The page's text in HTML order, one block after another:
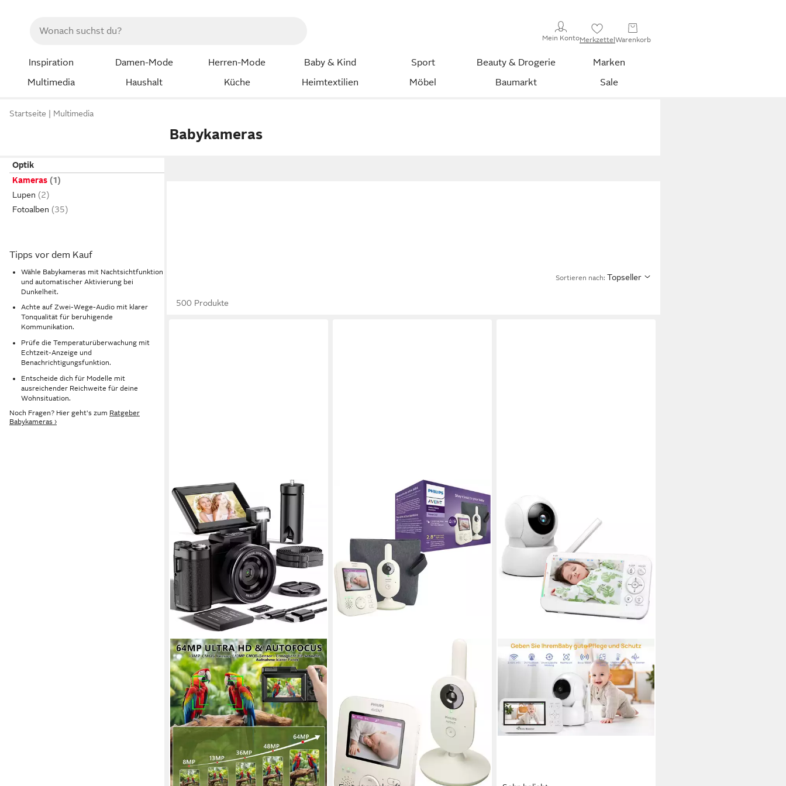
Mein KontoMerkzettelWarenkorb
Inspiration Damen-Mode Herren-Mode Baby & Kind Sport Beauty & Drogerie
Marken
Multimedia
Haushalt Küche Heimtextilien Möbel Baumarkt Sale
Startseite Multimedia
Babykameras
Optik
Kameras
Lupen
Fotoalben
Tipps vor dem Kauf
Wähle Babykameras mit Nachtsichtfunktion
und automatischer Aktivierung bei
Dunkelheit.
Achte auf Zwei-Wege-Audio mit klarer
Tonqualität für beruhigende
Kommunikation.
Prüfe die Temperaturüberwachung mit
Echtzeit-Anzeige und
Benachrichtigungsfunktion.
Entscheide dich für Modelle mit
ausreichender Reichweite für deine
Wohnsituation.
Noch Fragen? Hier geht's zum Ratgeber
Babykameras ›
Sortieren nach: Topseller
500 Produkte